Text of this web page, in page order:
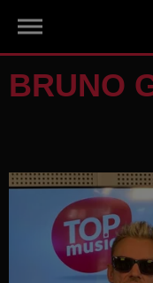
BRUNO